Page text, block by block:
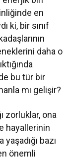
en
ki, bir sınıf
daha o
bu tür bir
mı gelişir?
zorluklar, ona
hayallerinin
bazı
önemli